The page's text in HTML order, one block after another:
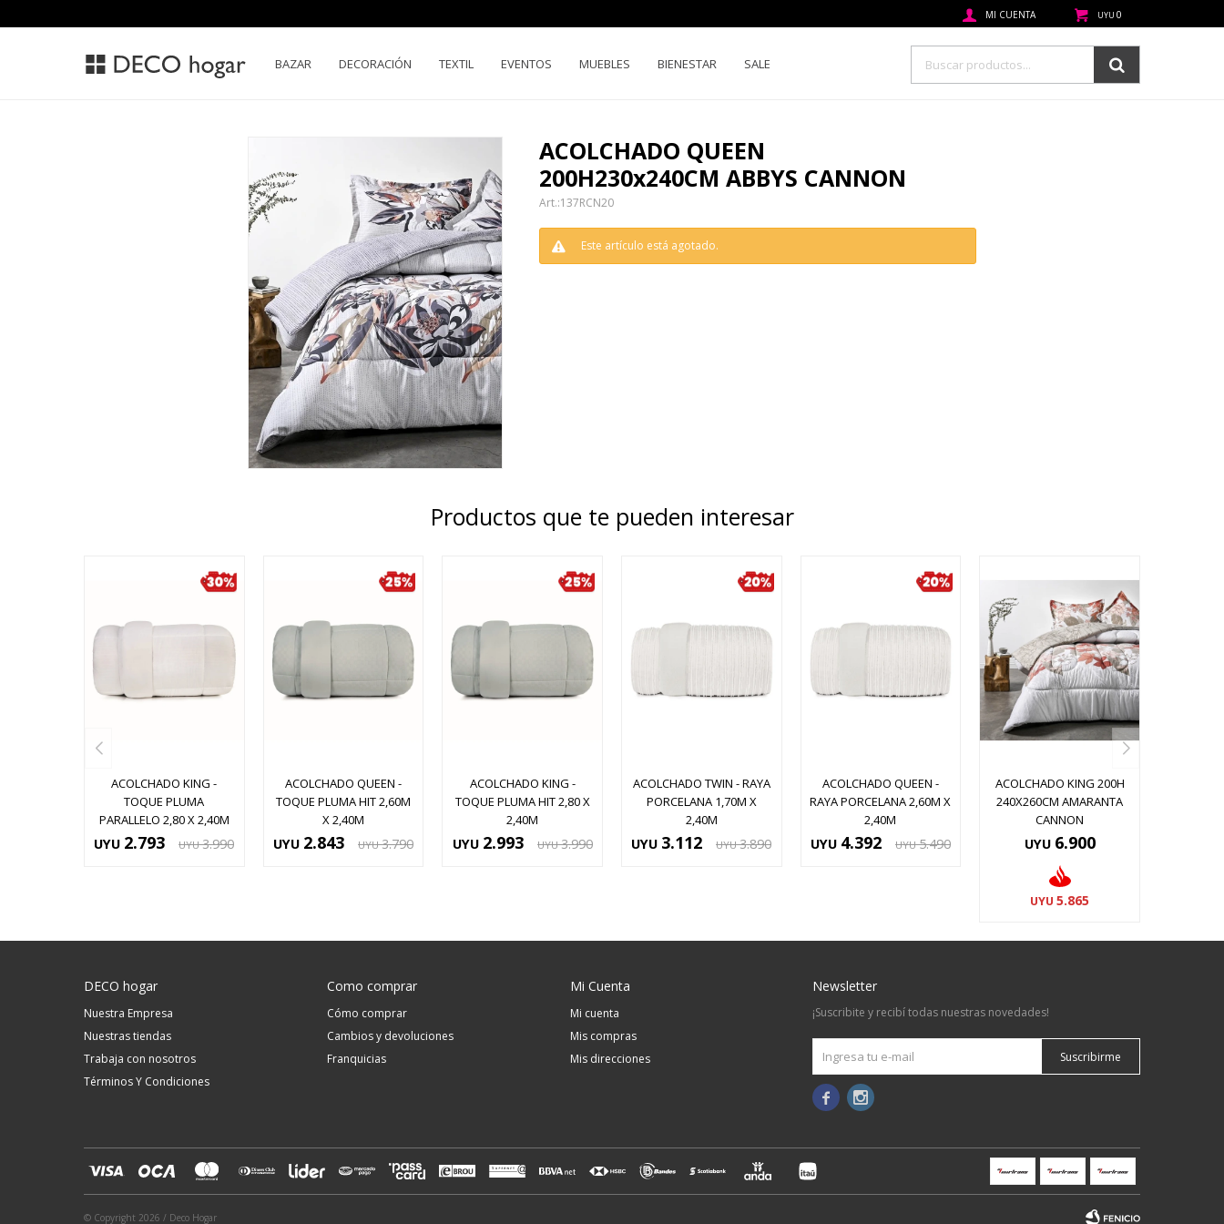
BAZAR DECORACIÓN TEXTIL EVENTOS MUEBLES BIENESTAR SALE
UYU 0
ACOLCHADO QUEEN
200H230x240CM ABBYS CANNON
137RCN20
Este artículo está agotado.
Productos que te pueden interesar
ACOLCHADO KING -
TOQUE PLUMA
PARALLELO 2,80 X 2,40M
UYU 2.793 UYU 3.990
ACOLCHADO QUEEN -
TOQUE PLUMA HIT 2,60M
X 2,40M
UYU 2.843 UYU 3.790
ACOLCHADO KING -
TOQUE PLUMA HIT 2,80 X
2,40M
UYU 2.993 UYU 3.990
ACOLCHADO TWIN - RAYA
PORCELANA 1,70M X
2,40M
UYU 3.112 UYU 3.890
ACOLCHADO QUEEN -
RAYA PORCELANA 2,60M X
2,40M
UYU 4.392 UYU 5.490
ACOLCHADO KING 200H
240X260CM AMARANTA
CANNON
UYU 6.900
UYU 5.865
DECO hogar
Nuestra Empresa
Nuestras tiendas
Trabaja con nosotros
Términos Y Condiciones
Como comprar
Cómo comprar
Cambios y devoluciones
Franquicias
Mi Cuenta
Mi cuenta
Mis compras
Mis direcciones
Newsletter
¡Suscribite y recibí todas nuestras novedades!
Suscribirme
 
© Copyright 2026 / Deco Hogar